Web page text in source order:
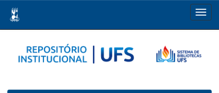
navigation